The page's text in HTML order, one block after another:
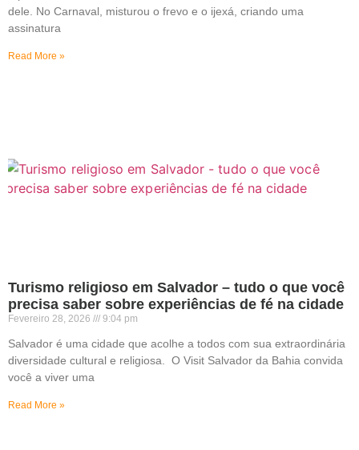
dele. No Carnaval, misturou o frevo e o ijexá, criando uma
assinatura
Read More »
Turismo religioso em Salvador – tudo o que você
precisa saber sobre experiências de fé na cidade
Fevereiro 28, 2026 9:04 pm
Salvador é uma cidade que acolhe a todos com sua extraordinária
diversidade cultural e religiosa. O Visit Salvador da Bahia convida
você a viver uma
Read More »